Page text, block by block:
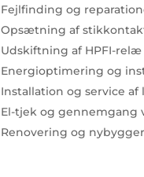
Fejlfinding og
Opsætning af
Udskiftning af HPFI-
Energioptimering og
Installation og service
El-tjek og gennemgang
Renovering og